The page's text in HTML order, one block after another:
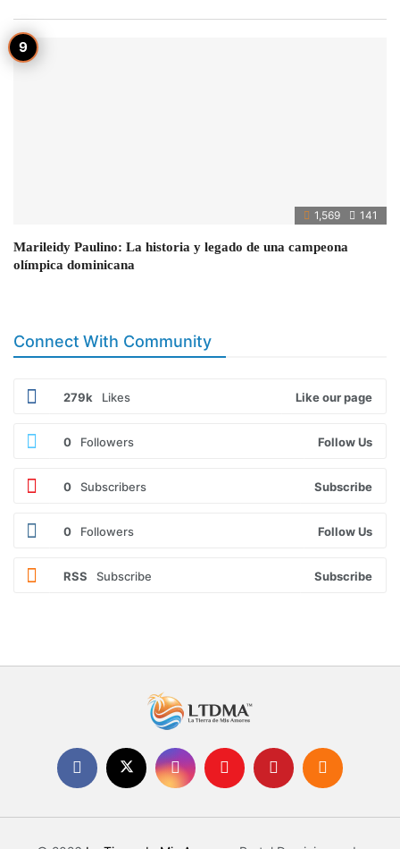
1,569 141
Marileidy Paulino: La historia y legado de una campeona
olímpica dominicana
Connect With Community
279k Likes Like our page
0 Followers Follow Us
0 Subscribers Subscribe
0 Followers Follow Us
RSS Subscribe Subscribe